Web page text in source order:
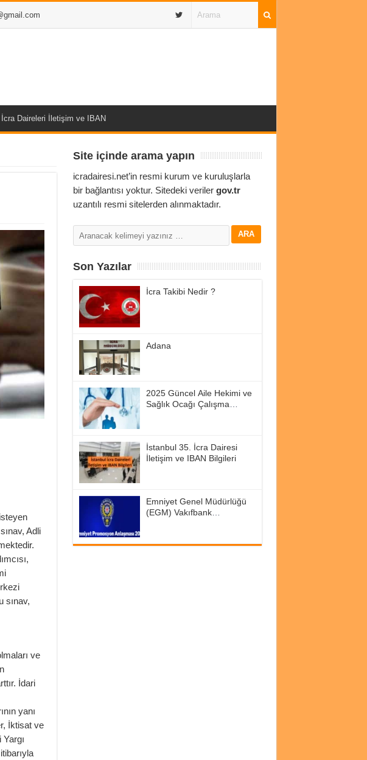
İcra Daireleri İletişim ve IBAN
Adli
sınav,
ve
İdari
yanı
İktisat ve
Site içinde arama yapın
icradairesi.net’in resmi kurum ve kuruluşlarla
bir bağlantısı yoktur. Sitedeki veriler gov.tr
uzantılı resmi sitelerden alınmaktadır.
Son Yazılar
İcra Takibi Nedir ?
Adana
2025 Güncel Aile Hekimi ve
Sağlık Ocağı Çalışma
İstanbul 35. İcra Dairesi
İletişim ve IBAN Bilgileri
Emniyet Genel Müdürlüğü
(EGM) Vakıfbank